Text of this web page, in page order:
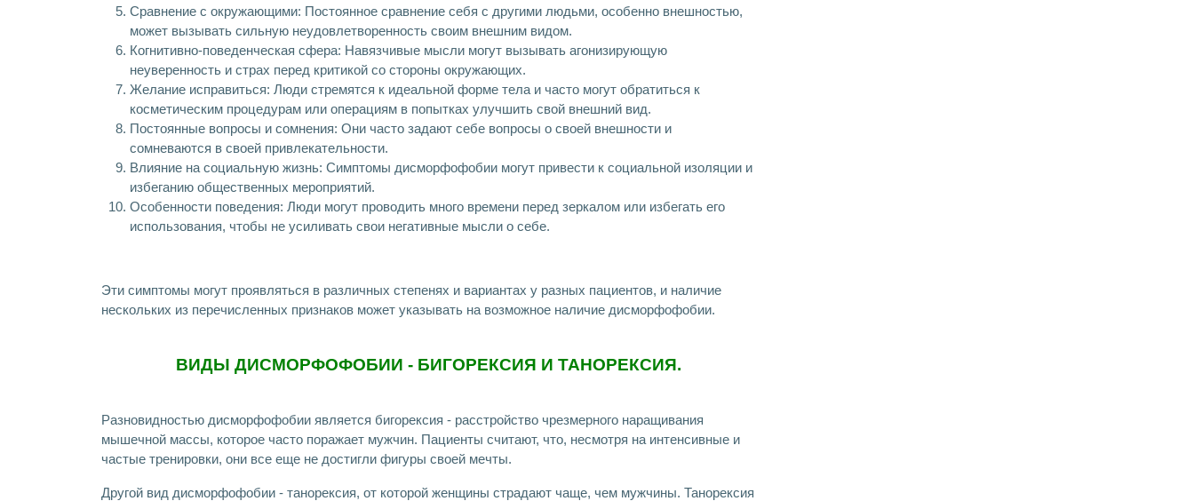
Сравнение с окружающими: Постоянное сравнение себя с другими людьми, особенно внешностью,
может вызывать сильную неудовлетворенность своим внешним видом.
Когнитивно-поведенческая сфера: Навязчивые мысли могут вызывать агонизирующую
неуверенность и страх перед критикой со стороны окружающих.
Желание исправиться: Люди стремятся к идеальной форме тела и часто могут обратиться к
косметическим процедурам или операциям в попытках улучшить свой внешний вид.
Постоянные вопросы и сомнения: Они часто задают себе вопросы о своей внешности и
сомневаются в своей привлекательности.
Влияние на социальную жизнь: Симптомы дисморфофобии могут привести к социальной изоляции и
избеганию общественных мероприятий.
Особенности поведения: Люди могут проводить много времени перед зеркалом или избегать его
использования, чтобы не усиливать свои негативные мысли о себе.
Эти симптомы могут проявляться в различных степенях и вариантах у разных пациентов, и наличие
нескольких из перечисленных признаков может указывать на возможное наличие дисморфофобии.
ВИДЫ ДИСМОРФОФОБИИ - БИГОРЕКСИЯ И ТАНОРЕКСИЯ.
Разновидностью дисморфофобии является бигорексия - расстройство чрезмерного наращивания
мышечной массы, которое часто поражает мужчин. Пациенты считают, что, несмотря на интенсивные и
частые тренировки, они все еще не достигли фигуры своей мечты.
Другой вид дисморфофобии - танорексия, от которой женщины страдают чаще, чем мужчины. Танорексия